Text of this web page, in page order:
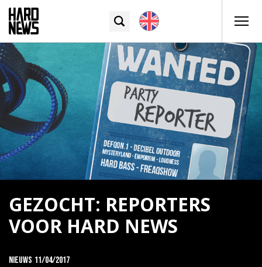
GEZOCHT: REPORTERS
VOOR HARD NEWS
Nieuws 11/04/2017